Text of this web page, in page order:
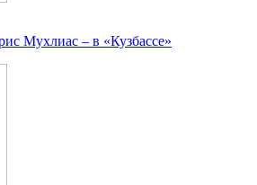
Мухлиас – в «Кузбассе»